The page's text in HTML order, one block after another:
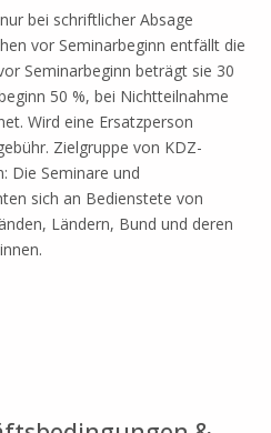
bei schriftlicher Absage
vor Seminarbeginn entfällt die
Seminarbeginn beträgt sie 30
50 %, bei Nichtteilnahme
Wird eine Ersatzperson
Zielgruppe von KDZ-
Die Seminare und
sich an Bedienstete von
Ländern, Bund und deren